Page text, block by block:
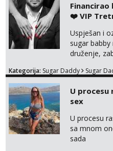
poljupce po
kontrolu .
me tamo,
Financirao
❤️ VIP
Uspješan i
sugar
druženje,
otvorena,
Kategorija: Sugar Daddy Sugar
U procesu
sex
U procesu
sa mnom
sada